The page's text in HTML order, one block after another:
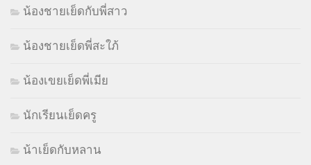
น้องชายเย็ดกับพี่สาว
น้องชายเย็ดพี่สะใภ้
น้องเขยเย็ดพี่เมีย
นักเรียนเย็ดครู
น้าเย็ดกับหลาน